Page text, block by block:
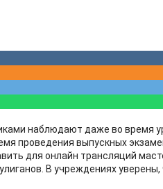
наблюдают даже во время
проведения выпускных
для он​​лайн трансляций
В учреждениях уверены,